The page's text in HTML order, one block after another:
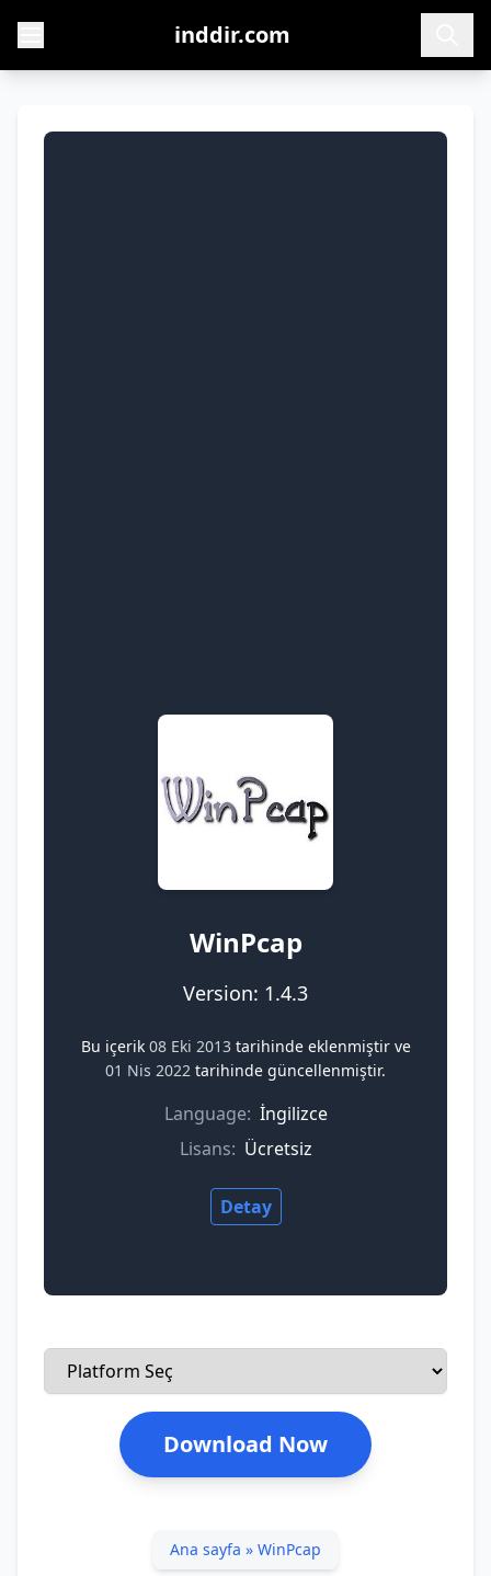
inddir.com
WinPcap
Version: 1.4.3
Bu içerik 08 Eki 2013 tarihinde eklenmiştir ve
01 Nis 2022 tarihinde güncellenmiştir.
Language: İngilizce
Lisans: Ücretsiz
Detay
Download Now
Ana sayfa » WinPcap